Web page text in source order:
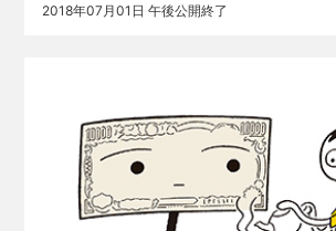
2018年07月01日 午後公開終了